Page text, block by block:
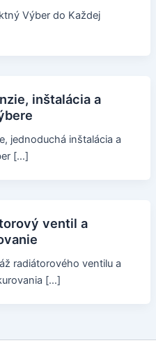
Výber do Každej
inštalácia a
jednoduchá inštalácia a
[…]
ventil a
radiátorového ventilu a
[…]